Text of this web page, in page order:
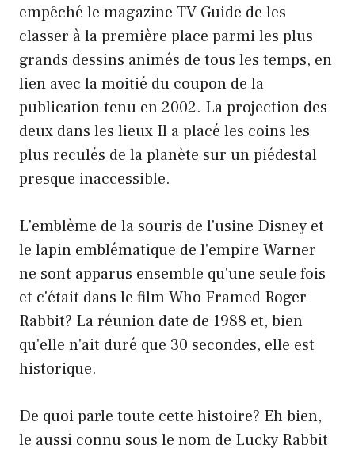
empêché le magazine TV Guide de les
classer à la première place parmi les plus
grands dessins animés de tous les temps, en
lien avec la moitié du coupon de la
publication tenu en 2002. La projection des
deux dans les lieux Il a placé les coins les
plus reculés de la planète sur un piédestal
presque inaccessible.
L'emblème de la souris de l'usine Disney et
le lapin emblématique de l'empire Warner
ne sont apparus ensemble qu'une seule fois
et c'était dans le film Who Framed Roger
Rabbit? La réunion date de 1988 et, bien
qu'elle n'ait duré que 30 secondes, elle est
historique.
De quoi parle toute cette histoire? Eh bien,
le aussi connu sous le nom de Lucky Rabbit